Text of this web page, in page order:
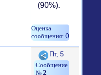
(90%).
0
Поделиться
2
Пт, 5